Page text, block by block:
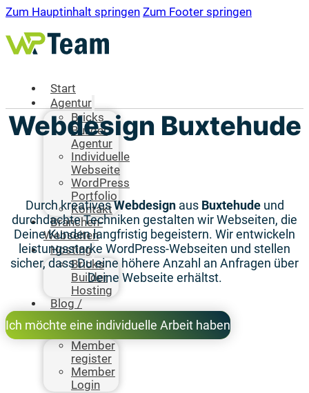
Zum Hauptinhalt springen Zum Footer springen
Start
Agentur
Bricks
Builder
Agentur
Individuelle
Webseite
WordPress
Portfolio
Kontakt
Branchen-
Webseiten
Hosting
Bricks
Builder
Hosting
Blog /
Magazin
Dashboard
Member
register
Member
Login
Webdesign Buxtehude
Durch kreativesWebdesignaus Buxtehudeund
durchdachte Techniken gestalten wir Webseiten, die
Deine Kunden langfristig begeistern. Wir entwickeln
leistungsstarke WordPress-Webseiten und stellen
sicher, dass Du eine höhere Anzahl an Anfragen über
Deine Webseite erhältst.
Ich möchte eine individuelle Arbeit haben